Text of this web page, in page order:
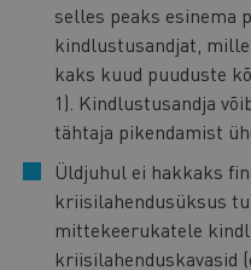
selles peaks esinema
kindlustusandjat,
kaks kuud puuduste
1). Kindlustusandja
tähtaja pikendamist
Üldjuhul ei hakkaks
kriisilahendusüksus
mittekeerukatele
kriisilahenduskavasid